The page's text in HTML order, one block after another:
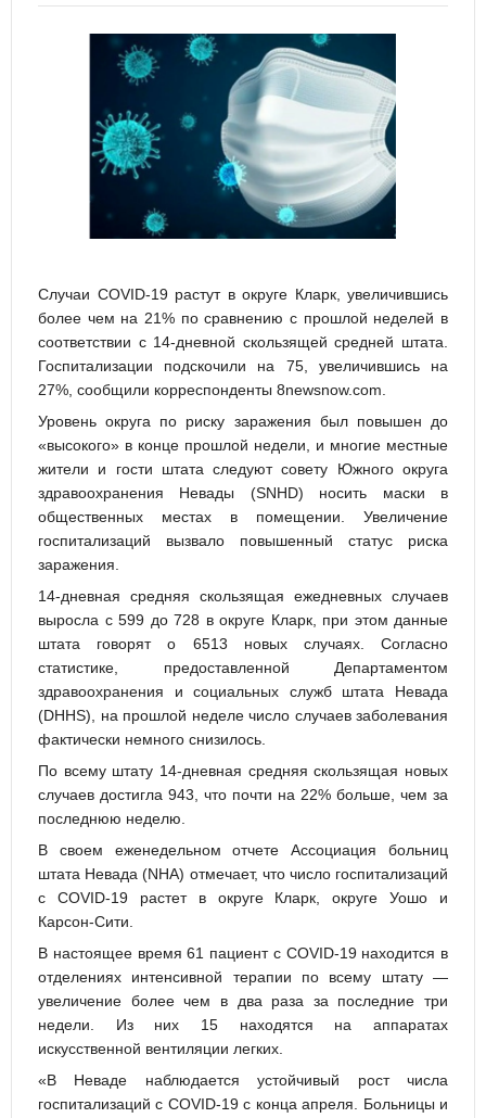
Случаи COVID-19 растут в округе Кларк, увеличившись
более чем на 21% по сравнению с прошлой неделей в
соответствии с 14-дневной скользящей средней штата.
Госпитализации подскочили на 75, увеличившись на
27%, сообщили корреспонденты 8newsnow.com.
Уровень округа по риску заражения был повышен до
«высокого» в конце прошлой недели, и многие местные
жители и гости штата следуют совету Южного округа
здравоохранения Невады (SNHD) носить маски в
общественных местах в помещении. Увеличение
госпитализаций вызвало повышенный статус риска
заражения.
14-дневная средняя скользящая ежедневных случаев
выросла с 599 до 728 в округе Кларк, при этом данные
штата говорят о 6513 новых случаях. Согласно
статистике, предоставленной Департаментом
здравоохранения и социальных служб штата Невада
(DHHS), на прошлой неделе число случаев заболевания
фактически немного снизилось.
По всему штату 14-дневная средняя скользящая новых
случаев достигла 943, что почти на 22% больше, чем за
последнюю неделю.
В своем еженедельном отчете Ассоциация больниц
штата Невада (NHA) отмечает, что число госпитализаций
с COVID-19 растет в округе Кларк, округе Уошо и
Карсон-Сити.
В настоящее время 61 пациент с COVID-19 находится в
отделениях интенсивной терапии по всему штату —
увеличение более чем в два раза за последние три
недели. Из них 15 находятся на аппаратах
искусственной вентиляции легких.
«В Неваде наблюдается устойчивый рост числа
госпитализаций с COVID-19 с конца апреля. Больницы и